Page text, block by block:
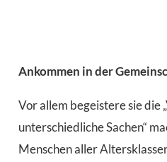
Ankommen in der
Vor allem begeistere sie die
unterschiedliche Sachen“
Menschen aller